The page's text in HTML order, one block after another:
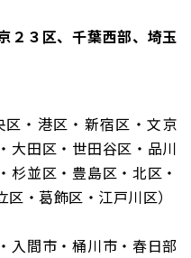
２３区、千葉西部、埼玉
・港区・新宿区・文京
大田区・世田谷区・品川
杉並区・豊島区・北区・
・葛飾区・江戸川区）
入間市・桶川市・春日部